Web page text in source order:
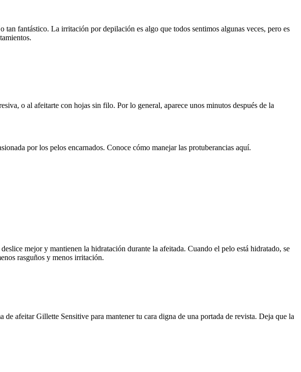
tan fantástico. La irritación por depilación es algo que todos sentimos algunas veces, pero es
o al afeitarte con hojas sin filo. Por lo general, aparece unos minutos después de la
por los pelos encarnados. Conoce cómo manejar las protuberancias aquí.
mejor y mantienen la hidratación durante la afeitada. Cuando el pelo está hidratado, se
rasguños y menos irritación.
afeitar Gillette Sensitive para mantener tu cara digna de una portada de revista. Deja que la